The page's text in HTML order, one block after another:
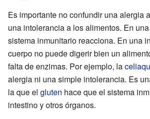
Es importante no confundir una alergia
una intolerancia a los alimentos. En
sistema inmunitario reacciona. En una
cuerpo no puede digerir bien un
falta de enzimas. Por ejemplo, la
alergia ni una simple intolerancia. Es
la que el gluten hace que el sistema
intestino y otros órganos.